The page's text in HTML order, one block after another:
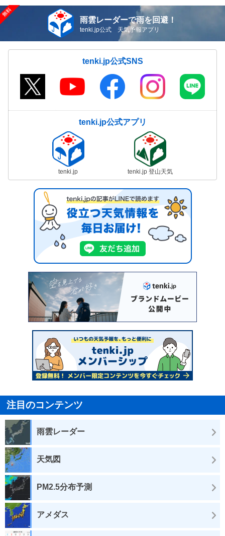
雨雲レーダーで雨を回避！
tenki.jp公式 天気予報アプリ
tenki.jp公式SNS
tenki.jp公式アプリ
tenki.jp tenki.jp 登山天気
注目のコンテンツ
雨雲レーダー
天気図
PM2.5分布予測
アメダス